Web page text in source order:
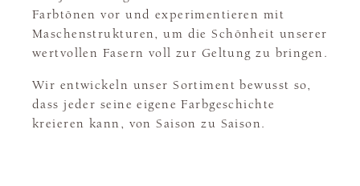
Farbtönen vor und experimentieren mit
Maschenstrukturen, um die Schönheit unserer
wertvollen Fasern voll zur Geltung zu bringen.
Wir entwickeln unser Sortiment bewusst so,
dass jeder seine eigene Farbgeschichte
kreieren kann, von Saison zu Saison.